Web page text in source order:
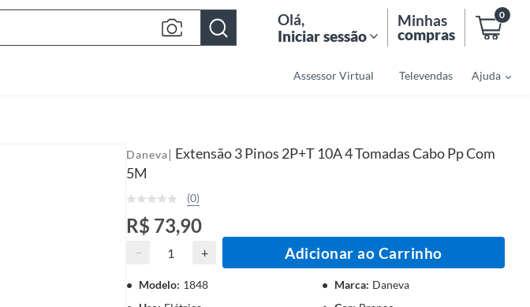
Olá,
Iniciar sessão
Minhas
compras
0
Assessor Virtual Televendas Ajuda
Daneva| Extensão 3 Pinos 2P+T 10A 4 Tomadas Cabo Pp Com
5M
(0)
R$ 73,90
− + Adicionar ao Carrinho
Modelo: 1848 Marca: Daneva